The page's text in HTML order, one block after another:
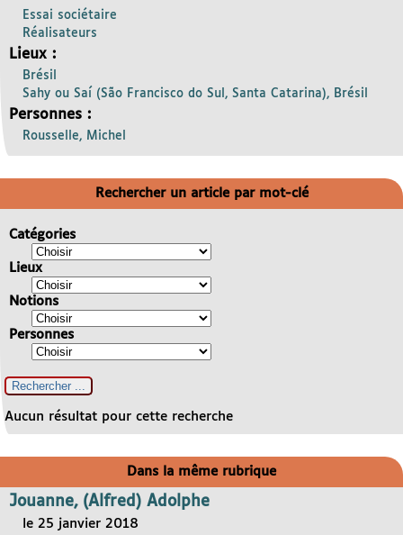
Essai sociétaire
Réalisateurs
Lieux :
Brésil
Sahy ou Saí (São Francisco do Sul, Santa Catarina), Brésil
Personnes :
Rousselle, Michel
Rechercher un article par mot-clé
Catégories
Lieux
Notions
Personnes
Aucun résultat pour cette recherche
Dans la même rubrique
Jouanne, (Alfred) Adolphe
le 25 janvier 2018